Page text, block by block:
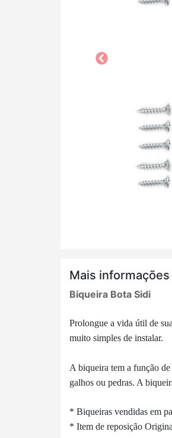
Mais
Biqueira Bota Sidi
Prolongue a vida útil de
muito simples de instalar.
A biqueira tem a função
galhos ou pedras. A
* Biqueiras vendidas em
* Item de reposição